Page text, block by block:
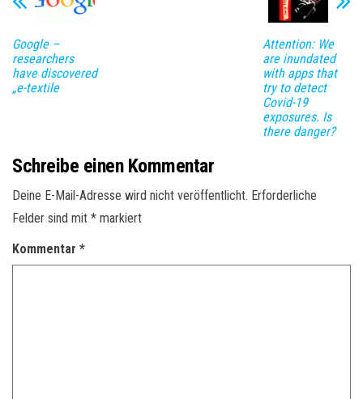
Google –
researchers
have discovered
„e-textile
Attention: We
are inundated
with apps that
try to detect
Covid-19
exposures. Is
there danger?
Schreibe einen Kommentar
Deine E-Mail-Adresse wird nicht veröffentlicht. Erforderliche
Felder sind mit * markiert
Kommentar *